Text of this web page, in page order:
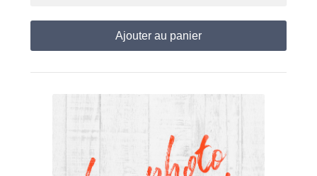
Ajouter au panier